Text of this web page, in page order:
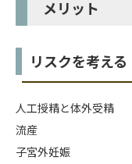
メリット
リスクを考える
人工授精と体外受精
流産
子宮外妊娠